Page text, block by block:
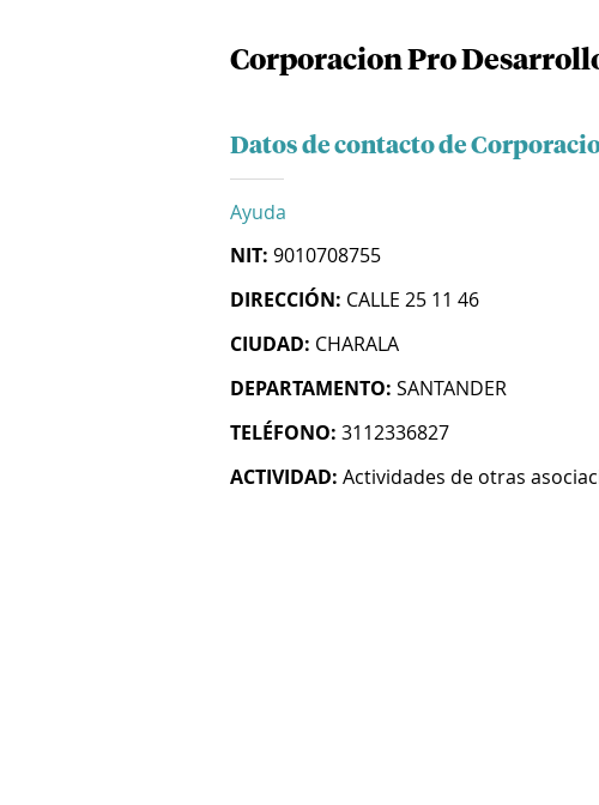
Corporacion Pro
Datos de contacto de
Ayuda
NIT: 9010708755
DIRECCIÓN: CALLE 25 11 46
CIUDAD: CHARALA
DEPARTAMENTO: SANTANDER
TELÉFONO: 3112336827
ACTIVIDAD: Actividades de otras